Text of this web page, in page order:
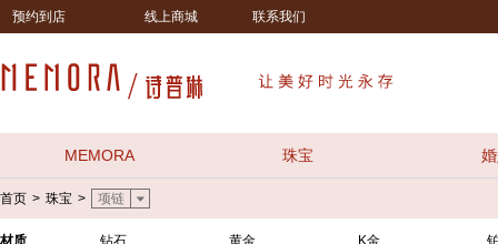
预约到店 线上商城 联系我们
MEMORA 珠宝
首页 > 珠宝 > 项链
材质 钻石 黄金 K金